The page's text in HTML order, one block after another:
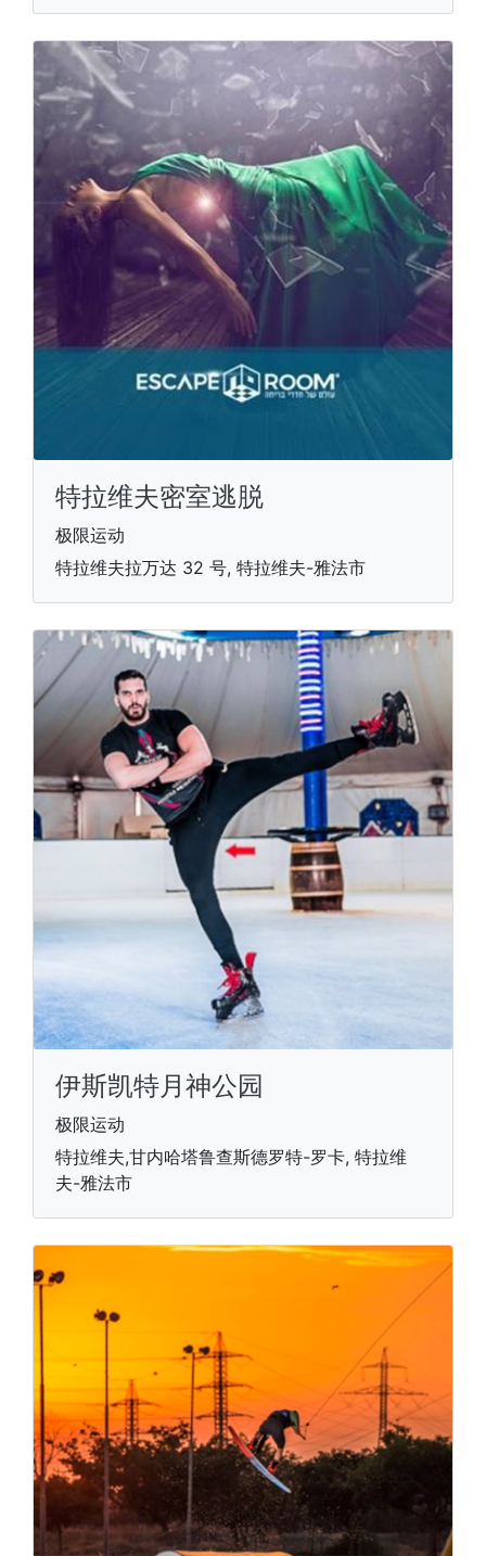
特拉维夫密室逃脱
极限运动
特拉维夫拉万达 32 号, 特拉维夫-雅法市
伊斯凯特月神公园
极限运动
特拉维夫,甘内哈塔鲁查斯德罗特-罗卡, 特拉维
夫-雅法市